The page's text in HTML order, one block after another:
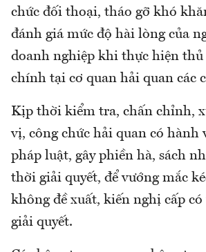
chức đối thoại, tháo gỡ khó
đánh giá mức độ hài lòng của
doanh nghiệp khi thực hiện
chính tại cơ quan hải quan các
Kịp thời kiểm tra, chấn chỉnh,
vị, công chức hải quan có hành
pháp luật, gây phiền hà, sách
thời giải quyết, để vướng mắc
không đề xuất, kiến nghị cấp
giải quyết.